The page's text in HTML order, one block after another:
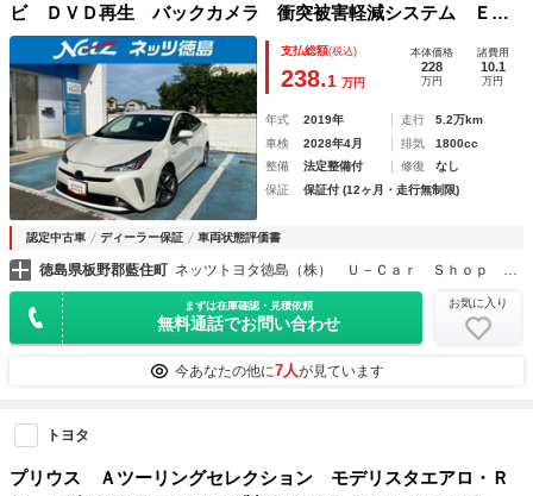
ビ ＤＶＤ再生 バックカメラ 衝突被害軽減システム ＥＴ
Ｃ ドラレコ ＬＥＤヘッドランプ
支払総額(税込)
238.1 万円
本体価格
228
万円
諸費用
10.1
万円
年式 2019年 走行
5.2万km
車検
2028年4月 排気
1800cc
整備
法定整備付 修復
なし
保証
保証付 (12ヶ月・走行無制限)
認定中古車 ディーラー保証 車両状態評価書
徳島県板野郡藍住町
まずは在庫確認・見積依頼
無料通話でお問い合わせ
お気に入り
今あなたの他に7人が見ています
トヨタ
プリウス Ａツーリングセレクション モデリスタエアロ・Ｒ